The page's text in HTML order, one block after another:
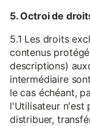
5. Octroi de
5.1 Les droits
contenus
descriptions)
intermédiaire
le cas échéant,
l'Utilisateur n'est
distribuer,